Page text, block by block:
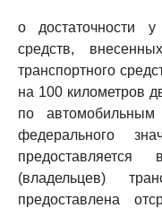
о достаточности
средств,
транспортного
на 100 километров
по автомобильным
федерального
(владельцев)
предоставлена